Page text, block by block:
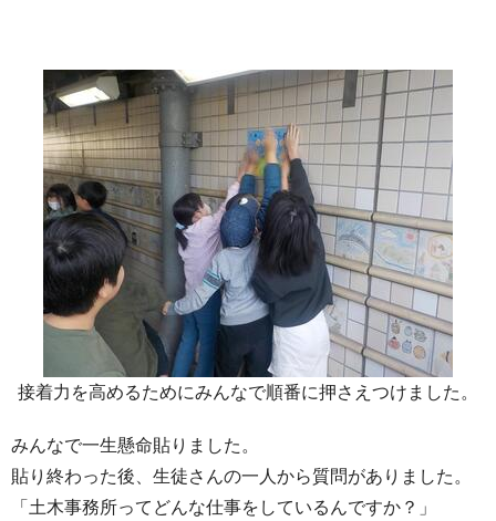
接着力を高めるためにみんなで順番に押さえつけました。
みんなで一生懸命貼りました。
貼り終わった後、生徒さんの一人から質問がありました。
「土木事務所ってどんな仕事をしているんですか？」